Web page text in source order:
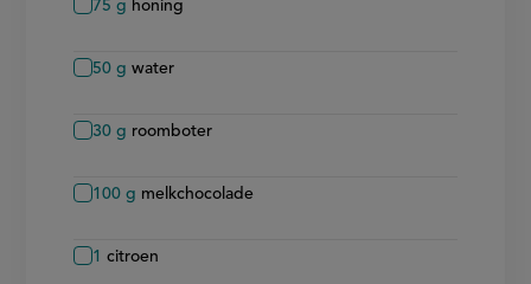
75 g honing
50 g water
30 g roomboter
100 g melkchocolade
1 citroen